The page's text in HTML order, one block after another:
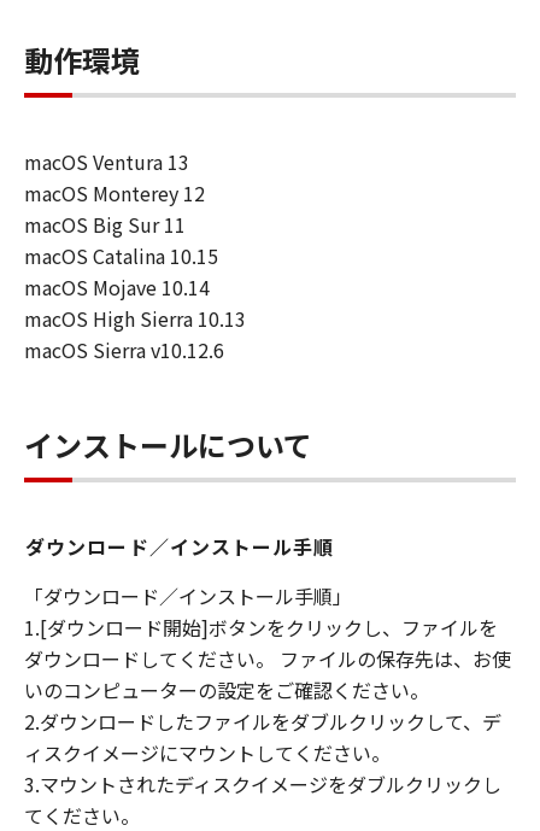
せることはできません。
(3) お客様は、「本ソフトウエア」の全部
または一部を修正、改変、リバース・エン
ンブル等することはできません。また第三
者にこのような行為をさせてはなりませ
ん。
(4) 本契約に明示的に定める場合を除き、
キヤノンは「本ソフトウエア」に関する知
的財産権のいかなる権利もお客様に付与す
るものではありません。
「本ソフトウエア」及びその複製物に係る
権限及び所有権は、その内容によりキヤノ
「許諾ソフトウエア」が、CD-ROM等の記
憶媒体に格納されて提供されている場合、
キヤノンは、お客様が「許諾ソフトウエ
ア」を購入した日から90日の間、「許諾ソ
フトウエア」が格納されている記憶媒体
（以下「メディア」と言います）に物理的
な欠陥がないことを保証します。当該保証
期間中に「メディア」に物理的な欠陥が発
動作環境
macOS Ventura 13
macOS Monterey 12
macOS Big Sur 11
macOS Catalina 10.15
macOS Mojave 10.14
macOS High Sierra 10.13
macOS Sierra v10.12.6
インストールについて
ダウンロード／インストール手順
「ダウンロード／インストール手順」
1.[ダウンロード開始]ボタンをクリックし、ファイルを
ダウンロードしてください。 ファイルの保存先は、お使
いのコンピューターの設定をご確認ください。
2.ダウンロードしたファイルをダブルクリックして、デ
ィスクイメージにマウントしてください。
3.マウントされたディスクイメージをダブルクリックし
てください。